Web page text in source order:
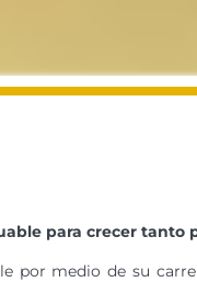
para crecer tanto
por medio de su